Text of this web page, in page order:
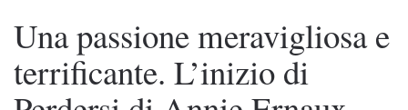
Una passione meravigliosa e
terrificante. L’inizio di